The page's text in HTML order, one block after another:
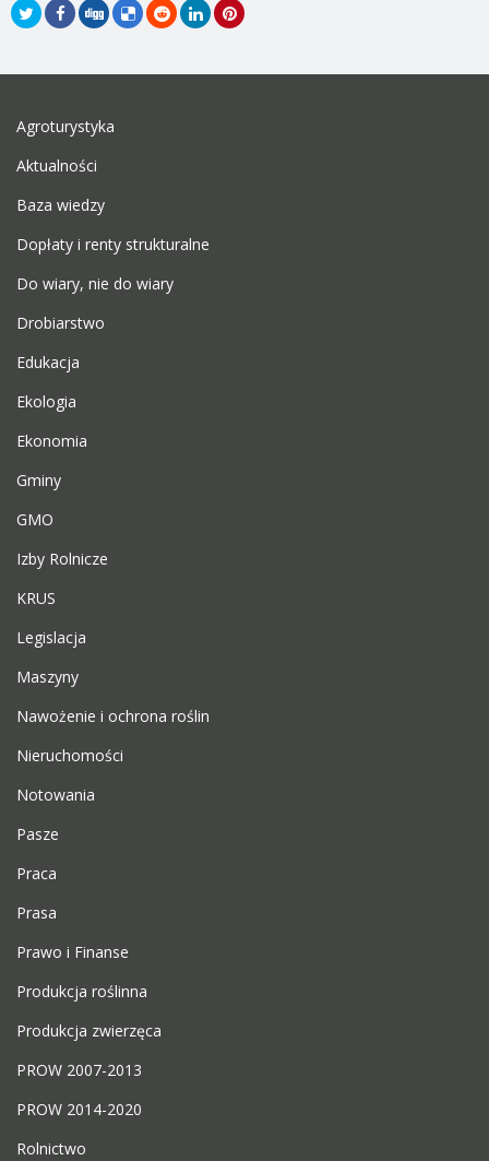
Agroturystyka
Aktualności
Baza wiedzy
Dopłaty i renty strukturalne
Do wiary, nie do wiary
Drobiarstwo
Edukacja
Ekologia
Ekonomia
Gminy
GMO
Izby Rolnicze
KRUS
Legislacja
Maszyny
Nawożenie i ochrona roślin
Nieruchomości
Notowania
Pasze
Praca
Prasa
Prawo i Finanse
Produkcja roślinna
Produkcja zwierzęca
PROW 2007-2013
PROW 2014-2020
Rolnictwo